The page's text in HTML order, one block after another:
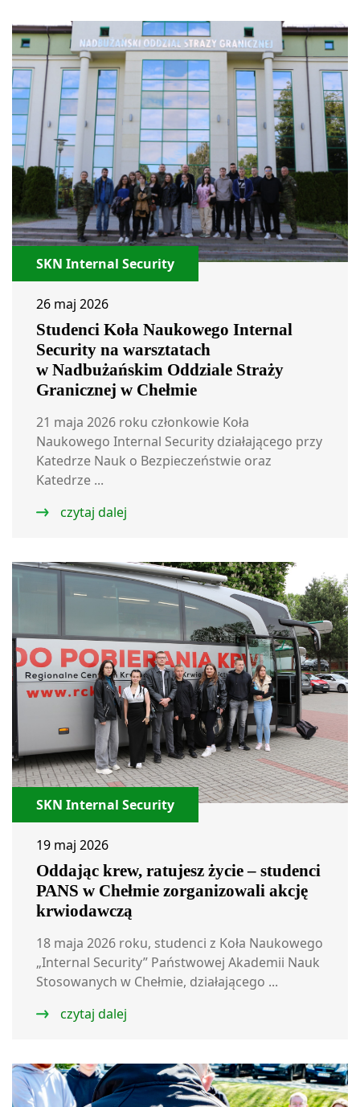
SKN Internal Security
26 maj 2026
Studenci Koła Naukowego Internal
Security na warsztatach
w Nadbużańskim Oddziale Straży
Granicznej w Chełmie
21 maja 2026 roku członkowie Koła
Naukowego Internal Security działającego przy
Katedrze Nauk o Bezpieczeństwie oraz
Katedrze ...
czytaj dalej
SKN Internal Security
19 maj 2026
Oddając krew, ratujesz życie – studenci
PANS w Chełmie zorganizowali akcję
krwiodawczą
18 maja 2026 roku, studenci z Koła Naukowego
„Internal Security” Państwowej Akademii Nauk
Stosowanych w Chełmie, działającego ...
czytaj dalej